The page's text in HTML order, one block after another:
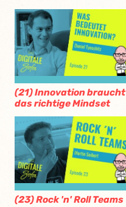
(21) Innovation braucht
das richtige Mindset
(23) Rock 'n' Roll Teams